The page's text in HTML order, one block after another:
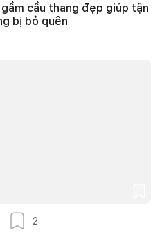
cầu thang đẹp giúp tận
bị bỏ quên
2